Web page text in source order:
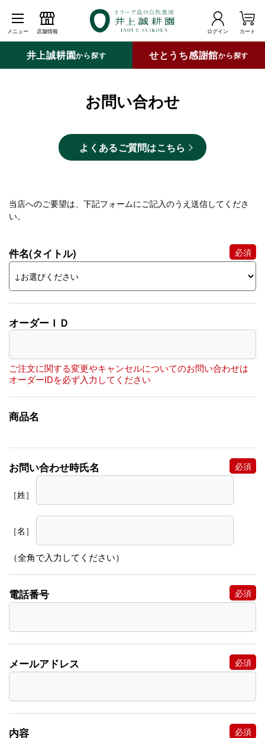
メニュー 店舗情報 ログイン カート
井上誠耕園から探す せとうち感謝館から探す
お問い合わせ
よくあるご質問はこちら
当店へのご要望は、下記フォームにご記入のうえ送信してくださ
い。
件名(タイトル)
オーダーＩＤ
ご注文に関する変更やキャンセルについてのお問い合わせは
オーダーIDを必ず入力してください
商品名
お問い合わせ時氏名
［姓］
［名］
（全角で入力してください）
電話番号
メールアドレス
内容